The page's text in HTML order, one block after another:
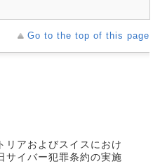
Go to the top of this page
リアおよびスイスにおけ
サイバー犯罪条約の実施